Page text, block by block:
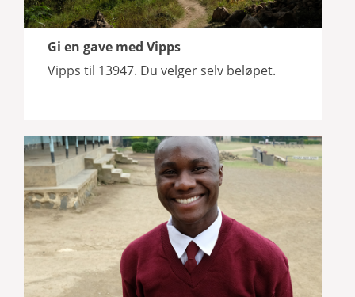
Gi en gave med Vipps
Vipps til 13947. Du velger selv beløpet.